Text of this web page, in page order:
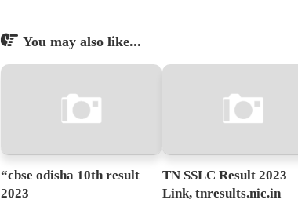
You may also like...
“cbse odisha 10th result
2023
TN SSLC Result 2023
Link, tnresults.nic.in